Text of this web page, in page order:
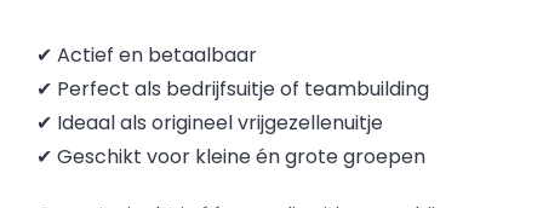
✔ Actief en betaalbaar
✔ Perfect als bedrijfsuitje of teambuilding
✔ Ideaal als origineel vrijgezellenuitje
✔ Geschikt voor kleine én grote groepen